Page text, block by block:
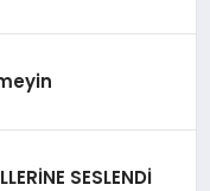
SESLENDİ